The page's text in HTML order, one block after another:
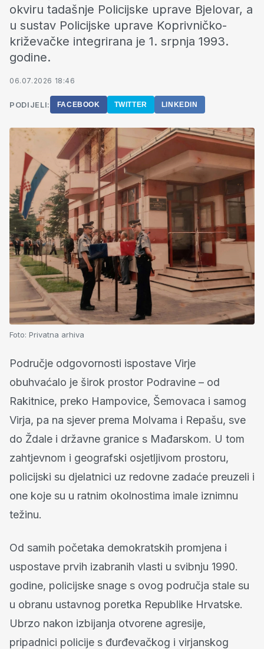
okviru tadašnje Policijske uprave Bjelovar, a
u sustav Policijske uprave Koprivničko-
križevačke integrirana je 1. srpnja 1993.
godine.
06.07.2026 18:46
PODIJELI: FACEBOOK TWITTER LINKEDIN
Foto: Privatna arhiva
Područje odgovornosti ispostave Virje
obuhvaćalo je širok prostor Podravine – od
Rakitnice, preko Hampovice, Šemovaca i samog
Virja, pa na sjever prema Molvama i Repašu, sve
do Ždale i državne granice s Mađarskom. U tom
zahtjevnom i geografski osjetljivom prostoru,
policijski su djelatnici uz redovne zadaće preuzeli i
one koje su u ratnim okolnostima imale iznimnu
težinu.
Od samih početaka demokratskih promjena i
uspostave prvih izabranih vlasti u svibnju 1990.
godine, policijske snage s ovog područja stale su
u obranu ustavnog poretka Republike Hrvatske.
Ubrzo nakon izbijanja otvorene agresije,
pripadnici policije s đurđevačkog i virjanskog